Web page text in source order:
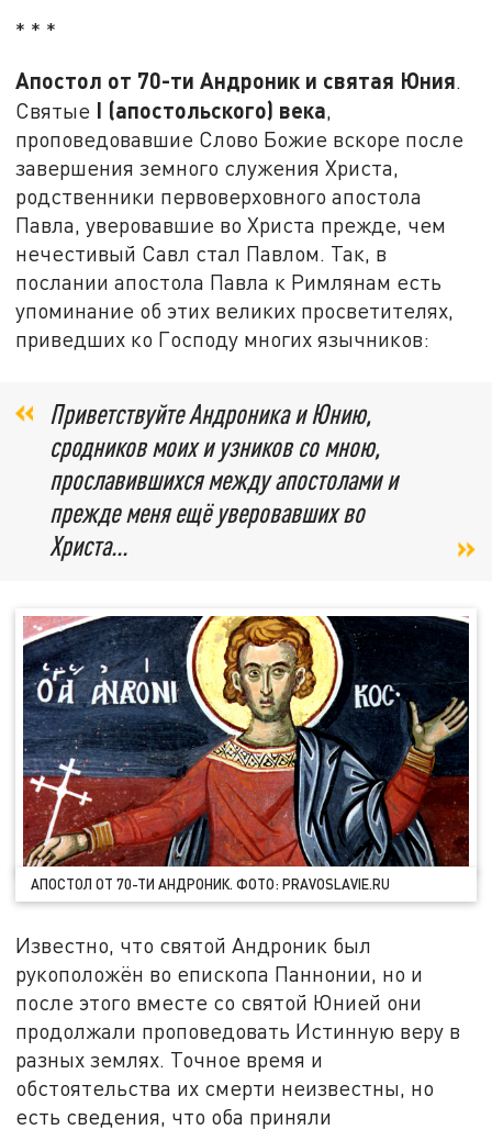
* * *
Апостол от 70-ти Андроник и святая Юния.
Святые I (апостольского) века,
проповедовавшие Слово Божие вскоре после
завершения земного служения Христа,
родственники первоверховного апостола
Павла, уверовавшие во Христа прежде, чем
нечестивый Савл стал Павлом. Так, в
послании апостола Павла к Римлянам есть
упоминание об этих великих просветителях,
приведших ко Господу многих язычников:
Приветствуйте Андроника и Юнию,
сродников моих и узников со мною,
прославившихся между апостолами и
прежде меня ещё уверовавших во
Христа...
АПОСТОЛ ОТ 70-ТИ АНДРОНИК. ФОТО: PRAVOSLAVIE.RU
Известно, что святой Андроник был
рукоположён во епископа Паннонии, но и
после этого вместе со святой Юнией они
продолжали проповедовать Истинную веру в
разных землях. Точное время и
обстоятельства их смерти неизвестны, но
есть сведения, что оба приняли